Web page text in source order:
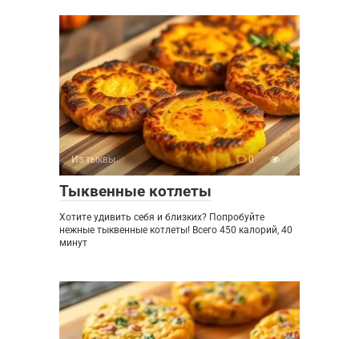
Из тыквы 0
Тыквенные котлеты
Хотите удивить себя и близких? Попробуйте
нежные тыквенные котлеты! Всего 450 калорий, 40
минут